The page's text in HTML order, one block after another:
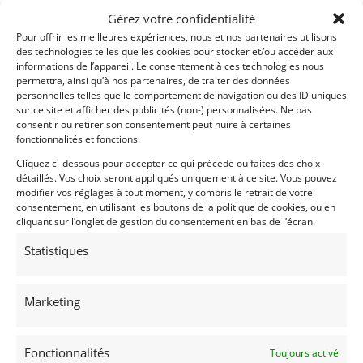
Gérez votre confidentialité
Pour offrir les meilleures expériences, nous et nos partenaires utilisons
des technologies telles que les cookies pour stocker et/ou accéder aux
informations de l’appareil. Le consentement à ces technologies nous
permettra, ainsi qu’à nos partenaires, de traiter des données
personnelles telles que le comportement de navigation ou des ID uniques
sur ce site et afficher des publicités (non-) personnalisées. Ne pas
consentir ou retirer son consentement peut nuire à certaines
fonctionnalités et fonctions.
Cliquez ci-dessous pour accepter ce qui précède ou faites des choix
détaillés. Vos choix seront appliqués uniquement à ce site. Vous pouvez
modifier vos réglages à tout moment, y compris le retrait de votre
consentement, en utilisant les boutons de la politique de cookies, ou en
cliquant sur l’onglet de gestion du consentement en bas de l’écran.
Statistiques
Marketing
Fonctionnalités Toujours activé
MOTO MORINI 3½ (1981)
REIMS (FRANCE)
26 juillet 2019
577 vues
Vends Morini 350. Cadre d'origine. Seulement 17 778 KM.
Papiers italiens.